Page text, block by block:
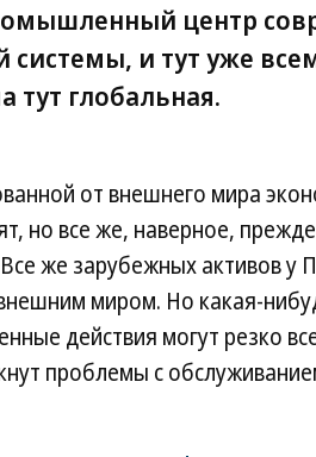
центр
и тут уже
тут глобальная.
от внешнего мира
но все же, наверное,
же зарубежных активов у
миром. Но какая-
действия могут резко
проблемы с